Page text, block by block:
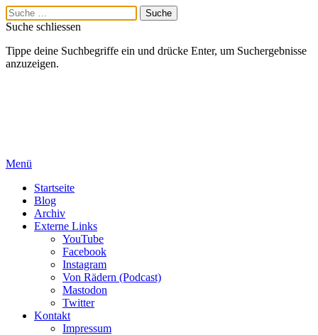
Suche schliessen
Tippe deine Suchbegriffe ein und drücke Enter, um Suchergebnisse
anzuzeigen.
Menü
Startseite
Blog
Archiv
Externe Links
YouTube
Facebook
Instagram
Von Rädern (Podcast)
Mastodon
Twitter
Kontakt
Impressum